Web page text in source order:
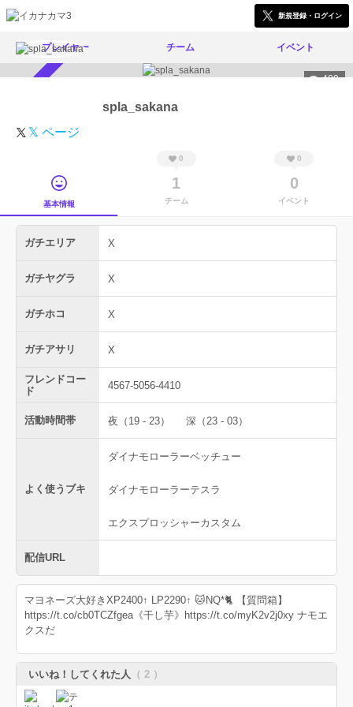
新規登録・ログイン
プレイヤー チーム イベント
409
spla_sakana
𝕏 ページ
基本情報
0
1
チーム
0
0
イベント
ガチエリア X
ガチヤグラ X
ガチホコ X
ガチアサリ X
フレンドコー
ド
4567-5056-4410
活動時間帯 夜（19 - 23） 深（23 - 03）
よく使うブキ
ダイナモローラーベッチュー
ダイナモローラーテスラ
エクスプロッシャーカスタム
配信URL
マヨネーズ大好きXP2400↑ LP2290↑ 🐱NQ*🐈 【質問箱】
https://t.co/cb0TCZfgea《干し芋》https://t.co/myK2v2j0xy ナモエ
クスだ
いいね！してくれた人 （ 2 ）